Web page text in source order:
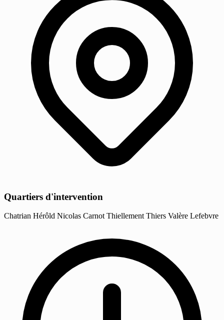
Quartiers d'intervention
Chatrian Hérôld Nicolas Carnot Thiellement Thiers Valère Lefebvre